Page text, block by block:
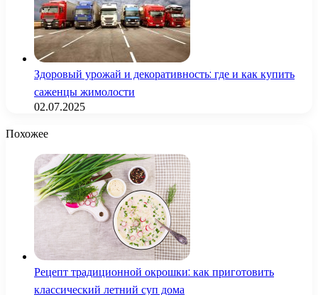
Здоровый урожай и декоративность: где и как купить
саженцы жимолости
02.07.2025
Похожее
Рецепт традиционной окрошки: как приготовить
классический летний суп дома